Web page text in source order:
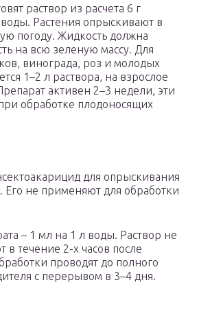
раствор из расчета 6 г
Растения опрыскивают в
погоду. Жидкость должна
на всю зеленую массу. Для
винограда, роз и молодых
1–2 л раствора, на взрослое
активен 2–3 недели, эти
обработке плодоносящих
для опрыскивания
Его не применяют для обработки
– 1 мл на 1 л воды. Раствор не
в течение 2-х часов после
проводят до полного
с перерывом в 3–4 дня.